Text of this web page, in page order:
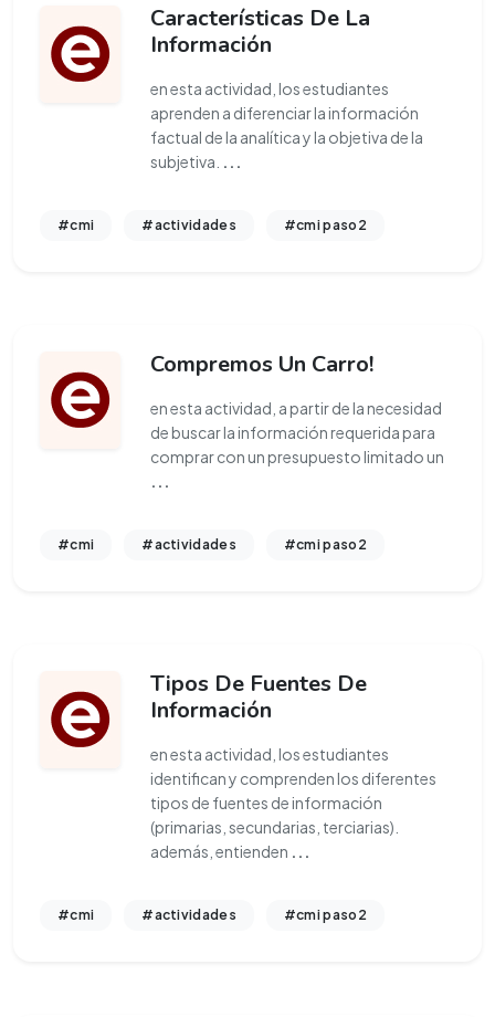
Características De La
Información
en esta actividad, los estudiantes
aprenden a diferenciar la información
factual de la analítica y la objetiva de la
subjetiva. ...
#cmi #actividades #cmi paso2
Compremos Un Carro!
en esta actividad, a partir de la necesidad
de buscar la información requerida para
comprar con un presupuesto limitado un
...
#cmi #actividades #cmi paso2
Tipos De Fuentes De
Información
en esta actividad, los estudiantes
identifican y comprenden los diferentes
tipos de fuentes de información
(primarias, secundarias, terciarias).
además, entienden ...
#cmi #actividades #cmi paso2